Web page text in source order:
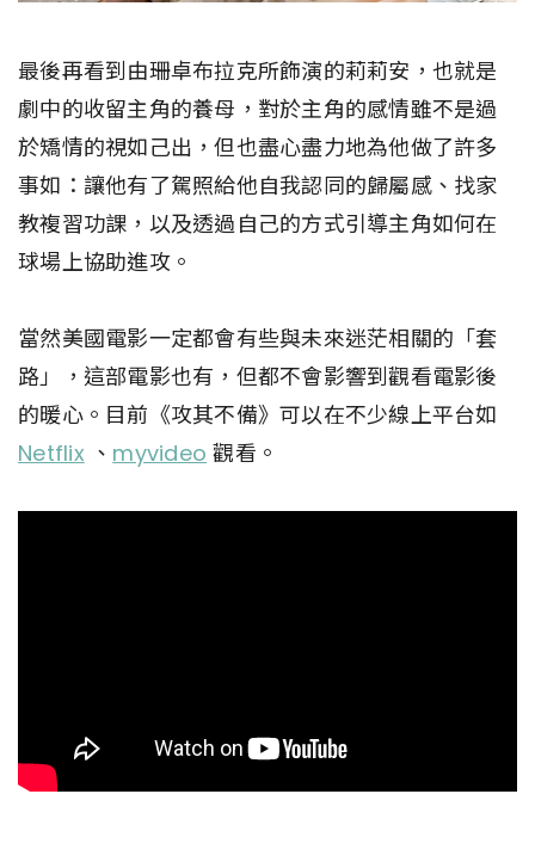
最後再看到由珊卓布拉克所飾演的莉莉安，也就是
劇中的收留主角的養母，對於主角的感情雖不是過
於矯情的視如己出，但也盡心盡力地為他做了許多
事如：讓他有了駕照給他自我認同的歸屬感、找家
教複習功課，以及透過自己的方式引導主角如何在
球場上協助進攻。
當然美國電影一定都會有些與未來迷茫相關的「套
路」，這部電影也有，但都不會影響到觀看電影後
的暖心。目前《攻其不備》可以在不少線上平台如
Netflix 、 myvideo 觀看。